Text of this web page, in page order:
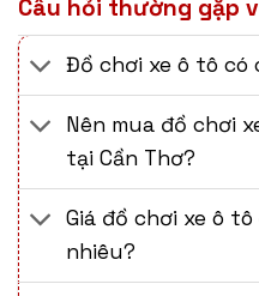
Câu hỏi thường gặp
Đồ chơi xe ô tô có
Nên mua đồ chơi
tại Cần Thơ?
Giá đồ chơi xe ô
nhiêu?